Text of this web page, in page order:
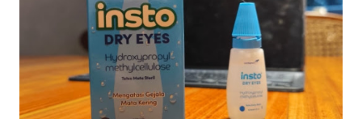
second yang masih dalam kondisi prima dan layak
operasional. Setiap unit telah melalui proses inspeksi
menyeluruh oleh teknisi berpengalaman sebelum
ditawarkan kepada pelanggan. Forklift bekas dari SHN
memiliki keunggulan: ● Harga lebih terjangkau dibanding